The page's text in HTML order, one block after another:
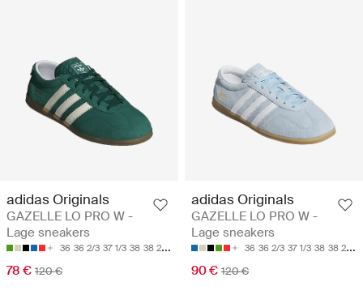
adidas Originals
GAZELLE LO PRO W -
Lage sneakers
36 36 2/3 37 1/3 38 38 2/3
78 € 120 €
adidas Originals
GAZELLE LO PRO W -
Lage sneakers
36 36 2/3 37 1/3 38 38 2/3
90 € 120 €